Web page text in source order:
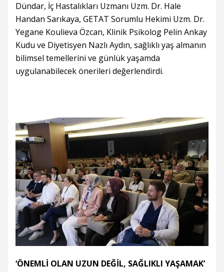
Dündar, İç Hastalıkları Uzmanı Uzm. Dr. Hale
Handan Sarıkaya, GETAT Sorumlu Hekimi Uzm. Dr.
Yegane Koulieva Özcan, Klinik Psikolog Pelin Ankay
Kudu ve Diyetisyen Nazlı Aydın, sağlıklı yaş almanın
bilimsel temellerini ve günlük yaşamda
uygulanabilecek önerileri değerlendirdi.
‘ÖNEMLİ OLAN UZUN DEĞİL, SAĞLIKLI YAŞAMAK’